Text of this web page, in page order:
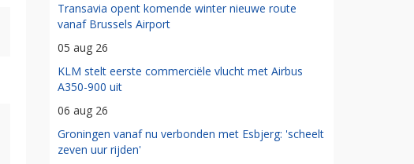
Transavia opent komende winter nieuwe route
vanaf Brussels Airport
05 aug 26
KLM stelt eerste commerciële vlucht met Airbus
A350-900 uit
06 aug 26
Groningen vanaf nu verbonden met Esbjerg: 'scheelt
zeven uur rijden'